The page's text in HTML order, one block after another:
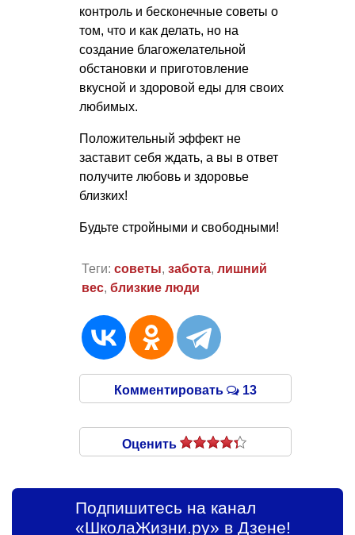
контроль и бесконечные советы о
том, что и как делать, но на
создание благожелательной
обстановки и приготовление
вкусной и здоровой еды для своих
любимых.
Положительный эффект не
заставит себя ждать, а вы в ответ
получите любовь и здоровье
близких!
Будьте стройными и свободными!
Теги: советы, забота, лишний
вес, близкие люди
Комментировать 13
Оценить
Подпишитесь на канал
«ШколаЖизни.ру» в Дзене!